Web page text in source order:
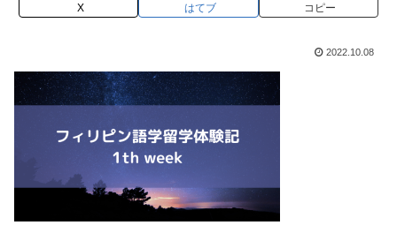
X はてブ コピー
2022.10.08